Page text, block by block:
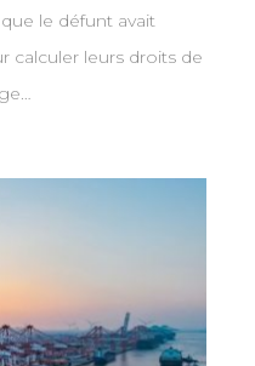
le défunt avait
calculer leurs droits de